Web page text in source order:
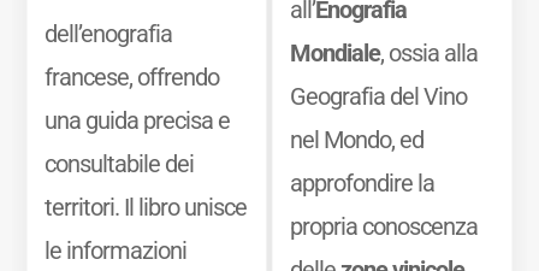
dell’enografia
francese, offrendo
una guida precisa e
consultabile dei
territori. Il libro unisce
le informazioni
all’Enografia
Mondiale, ossia alla
Geografia del Vino
nel Mondo, ed
approfondire la
propria conoscenza